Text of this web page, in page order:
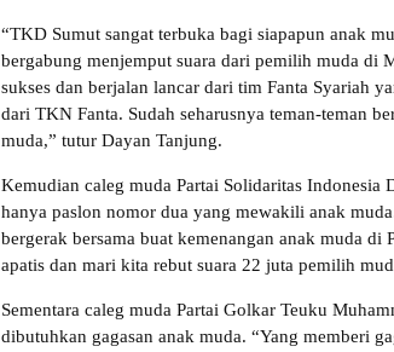
“TKD Sumut sangat terbuka bagi siapapun anak
bergabung menjemput suara dari pemilih muda di
sukses dan berjalan lancar dari tim Fanta Syariah
dari TKN Fanta. Sudah seharusnya teman-teman
muda,” tutur Dayan Tanjung.
Kemudian caleg muda Partai Solidaritas Indonesia
hanya paslon nomor dua yang mewakili anak
bergerak bersama buat kemenangan anak muda di
apatis dan mari kita rebut suara 22 juta pemilih
Sementara caleg muda Partai Golkar Teuku
dibutuhkan gagasan anak muda. “Yang memberi